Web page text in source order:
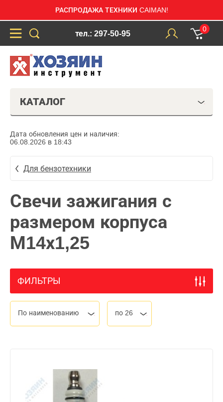
РАСПРОДАЖА ТЕХНИКИ CAIMAN!
тел.: 297-50-95
0
КАТАЛОГ
Дата обновления цен и наличия:
06.08.2026 в 18:43
Для бензотехники
Свечи зажигания с
размером корпуса
М14х1,25
ФИЛЬТРЫ
По наименованию по 26